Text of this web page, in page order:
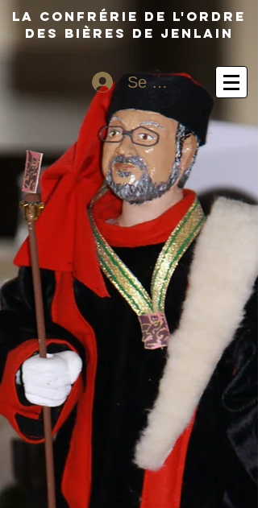
La Confrérie dE L'ORDRE
Des Bières de Jenlain
Se connecter